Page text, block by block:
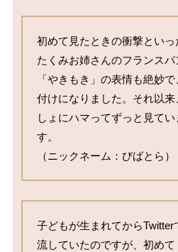
初めて見たときの衝撃といっ
たくみお姉さんのフランス
「やきもき」の表情も絶妙
付けになりました。それ以
しょにハマってずっと見て
す。
（ニックネーム：びばとら）
子どもが生まれてから
流していたのですが、初めて